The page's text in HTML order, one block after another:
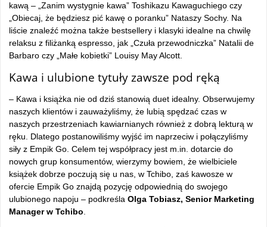
kawą – „Zanim wystygnie kawa” Toshikazu Kawaguchiego czy
„Obiecaj, że będziesz pić kawę o poranku” Nataszy Sochy. Na
liście znaleźć można także bestsellery i klasyki idealne na chwilę
relaksu z filiżanką espresso, jak „Czuła przewodniczka” Natalii de
Barbaro czy „Małe kobietki” Louisy May Alcott.
Kawa i ulubione tytuły zawsze pod ręką
– Kawa i książka nie od dziś stanowią duet idealny. Obserwujemy
naszych klientów i zauważyliśmy, że lubią spędzać czas w
naszych przestrzeniach kawiarnianych również z dobrą lekturą w
ręku. Dlatego postanowiliśmy wyjść im naprzeciw i połączyliśmy
siły z Empik Go. Celem tej współpracy jest m.in. dotarcie do
nowych grup konsumentów, wierzymy bowiem, że wielbiciele
książek dobrze poczują się u nas, w Tchibo, zaś kawosze w
ofercie Empik Go znajdą pozycję odpowiednią do swojego
ulubionego napoju – podkreśla Olga Tobiasz, Senior Marketing
Manager w Tchibo